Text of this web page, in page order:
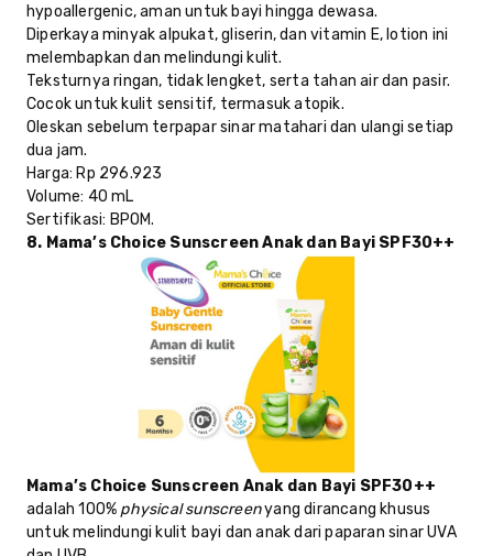
hypoallergenic, aman untuk bayi hingga dewasa.
Diperkaya minyak alpukat, gliserin, dan vitamin E, lotion ini
melembapkan dan melindungi kulit.
Teksturnya ringan, tidak lengket, serta tahan air dan pasir.
Cocok untuk kulit sensitif, termasuk atopik.
Oleskan sebelum terpapar sinar matahari dan ulangi setiap
dua jam.
Harga: Rp 296.923
Volume: 40 mL
Sertifikasi: BPOM.
8. Mama’s Choice Sunscreen Anak dan Bayi SPF30++
Mama’s Choice Sunscreen Anak dan Bayi SPF30++
adalah 100% physical sunscreenyang dirancang khusus
untuk melindungi kulit bayi dan anak dari paparan sinar UVA